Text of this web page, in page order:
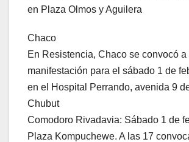
en Plaza Olmos y Aguilera
Chaco
En Resistencia, Chaco se convocó a
manifestación para el sábado 1 de
en el Hospital Perrando, avenida 9
Chubut
Comodoro Rivadavia: Sábado 1 de
Plaza Kompuchewe. A las 17